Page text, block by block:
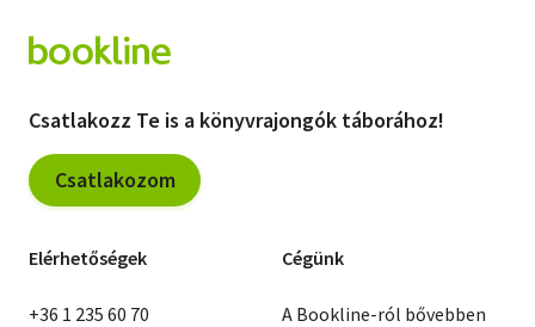
Csatlakozz Te is a könyvrajongók táborához!
Csatlakozom
Elérhetőségek
+36 1 235 60 70
Cégünk
A Bookline-ról bővebben